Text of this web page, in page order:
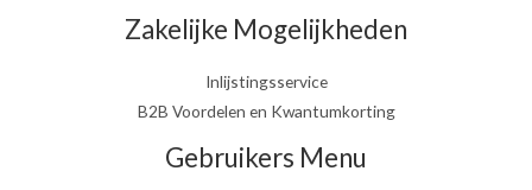
Zakelijke Mogelijkheden
Inlijstingsservice
B2B Voordelen en Kwantumkorting
Gebruikers Menu